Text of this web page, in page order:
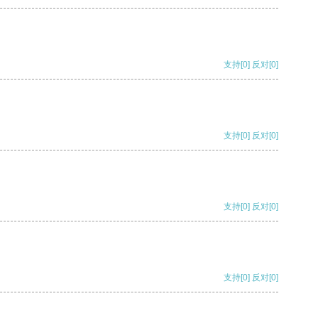
支持[0] 反对[0]
支持[0] 反对[0]
支持[0] 反对[0]
支持[0] 反对[0]